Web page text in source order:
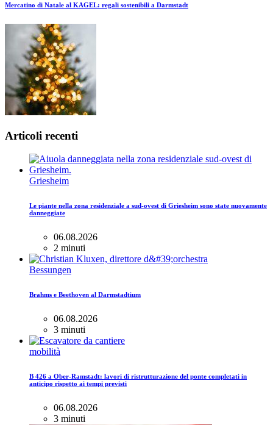
Mercatino di Natale al KAGEL: regali sostenibili a Darmstadt
Articoli recenti
Griesheim
Le piante nella zona residenziale a sud-ovest di Griesheim sono state nuovamente
danneggiate
06.08.2026
2 minuti
Bessungen
Brahms e Beethoven al Darmstadtium
06.08.2026
3 minuti
mobilità
B 426 a Ober-Ramstadt: lavori di ristrutturazione del ponte completati in
anticipo rispetto ai tempi previsti
06.08.2026
3 minuti